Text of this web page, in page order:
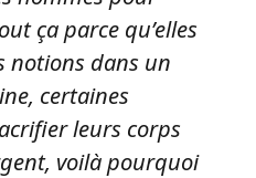
ça parce qu’elles
notions dans un
certaines
leurs corps
voilà pourquoi